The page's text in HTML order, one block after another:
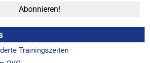
Trainingszeiten